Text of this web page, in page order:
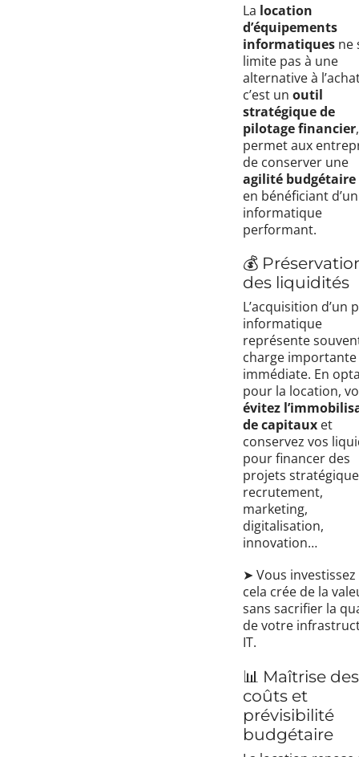
La location
d’équipements
informatiques ne
limite pas à une
alternative à
c’est un outil
stratégique de
pilotage financier
permet aux
de conserver une
agilité budgétaire
en bénéficiant
informatique
performant.
💰
des liquidités
L’acquisition d’un
informatique
représente
charge
immédiate. En
pour la location,
évitez
de capitaux et
conservez vos
pour financer des
projets
recrutement,
marketing,
digitalisation,
innovation…
➤ Vous
cela crée de la
sans sacrifier la
de votre
IT.
📊 Maîtrise des
coûts et
prévisibilité
budgétaire